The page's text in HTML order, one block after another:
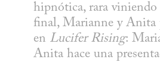
hipnótica, rara viniendo
final, Marianne y Anita
en Lucifer Rising:
Anita hace una